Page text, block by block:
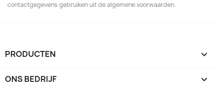
contactgegevens gebruiken uit de algemene voorwaarden.
PRODUCTEN 
ONS BEDRIJF 